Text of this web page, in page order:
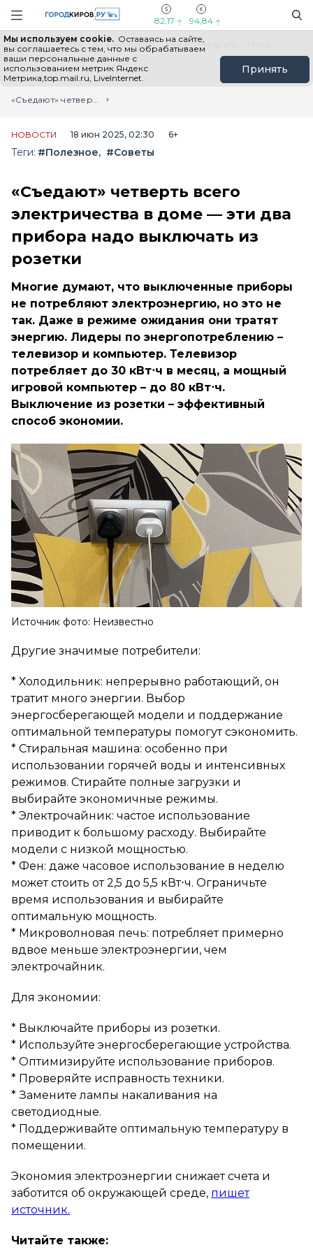
Навигация сайта
82,17 94,84
Мы используем cookie. Оставаясь на сайте,
вы соглашаетесь с тем, что мы обрабатываем
ваши персональные данные с
использованием метрик Яндекс
Метрика,top.mail.ru, LiveInternet.
Принять
Выборы - 2026 Все новости Мы в Telegram
Главная
Лента новостей
«Съедают» четверть всего электричества в доме — эти два прибора надо выключать из розетки
НОВОСТИ 18 июн 2025, 02:30 6+
Теги: #Полезное #Советы
«Съедают» четверть всего
электричества в доме — эти два
прибора надо выключать из
розетки
Многие думают, что выключенные приборы
не потребляют электроэнергию, но это не
так. Даже в режиме ожидания они тратят
энергию. Лидеры по энергопотреблению –
телевизор и компьютер. Телевизор
потребляет до 30 кВт⋅ч в месяц, а мощный
игровой компьютер – до 80 кВт⋅ч.
Выключение из розетки – эффективный
способ экономии.
Источник фото: Неизвестно
Другие значимые потребители:
* Холодильник: непрерывно работающий, он
тратит много энергии. Выбор
энергосберегающей модели и поддержание
оптимальной температуры помогут сэкономить.
* Стиральная машина: особенно при
использовании горячей воды и интенсивных
режимов. Стирайте полные загрузки и
выбирайте экономичные режимы.
* Электрочайник: частое использование
приводит к большому расходу. Выбирайте
модели с низкой мощностью.
* Фен: даже часовое использование в неделю
может стоить от 2,5 до 5,5 кВт⋅ч. Ограничьте
время использования и выбирайте
оптимальную мощность.
* Микроволновая печь: потребляет примерно
вдвое меньше электроэнергии, чем
электрочайник.
Для экономии:
* Выключайте приборы из розетки.
* Используйте энергосберегающие устройства.
* Оптимизируйте использование приборов.
* Проверяйте исправность техники.
* Замените лампы накаливания на
светодиодные.
* Поддерживайте оптимальную температуру в
помещении.
Экономия электроэнергии снижает счета и
заботится об окружающей среде, пишет
источник.
Читайте также: